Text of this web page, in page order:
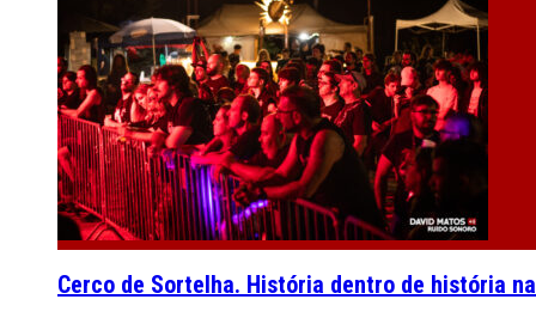
Cerco de Sortelha. História dentro de história